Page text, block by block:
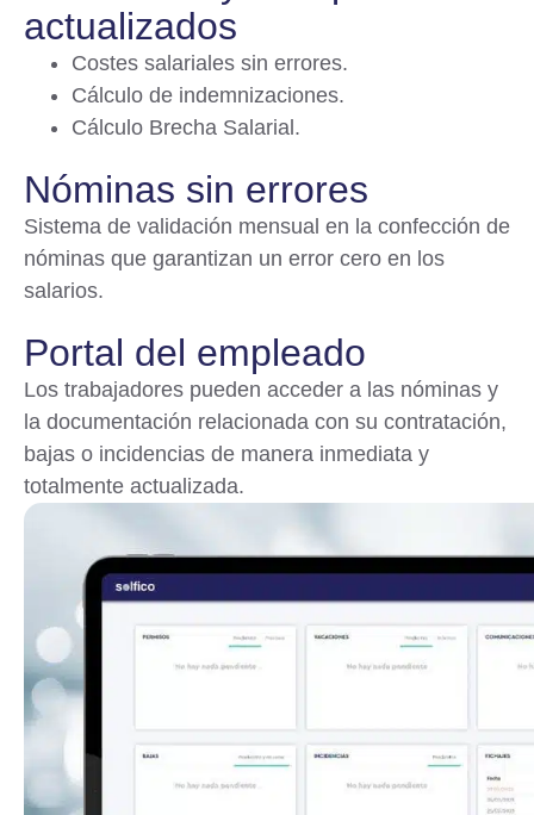
actualizados
Costes salariales sin errores.
Cálculo de indemnizaciones.
Cálculo Brecha Salarial.
Nóminas sin errores​
Sistema de validación mensual en la confección de
nóminas que garantizan un error cero en los
salarios.
Portal del empleado
Los trabajadores pueden acceder a las nóminas y
la documentación relacionada con su contratación,
bajas o incidencias de manera inmediata y
totalmente actualizada.